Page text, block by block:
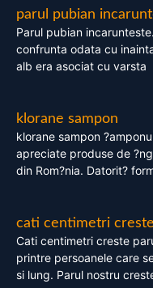
parul pubian
Parul pubian
confrunta odata cu
alb era asociat cu varsta
klorane sampon
klorane sampon
apreciate produse de
din Rom?nia. Datorit?
cati centimetri
Cati centimetri creste
printre persoanele care
si lung. Parul nostru